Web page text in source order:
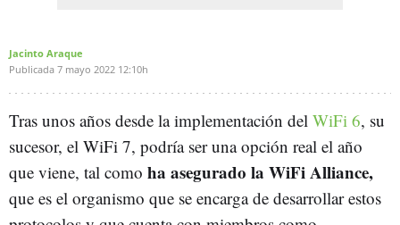
Jacinto Araque
Publicada 7 mayo 2022 12:10h
Tras unos años desde la implementación del WiFi 6, su
sucesor, el WiFi 7, podría ser una opción real el año
que viene, tal como ha asegurado la WiFi Alliance,
que es el organismo que se encarga de desarrollar estos